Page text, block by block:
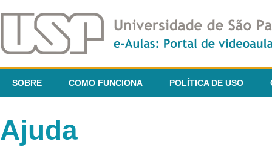
SOBRE COMO FUNCIONA POLÍTICA DE USO
Ajuda